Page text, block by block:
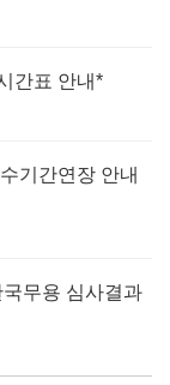
간표 안내*
기간연장 안내
무용 심사결과